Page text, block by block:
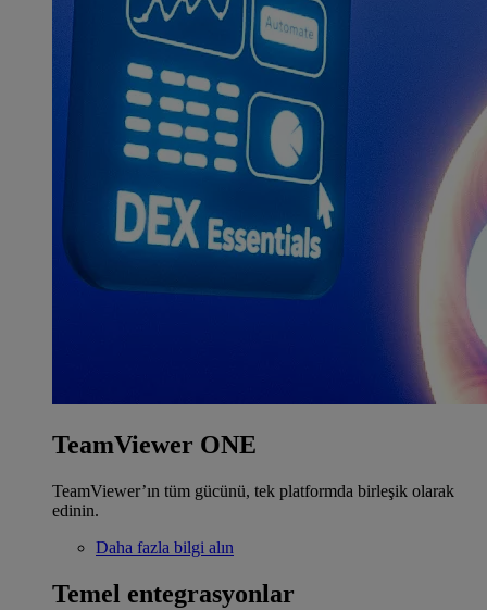
TeamViewer ONE
TeamViewer’ın tüm gücünü, tek platformda birleşik olarak
edinin.
Daha fazla bilgi alın
Temel entegrasyonlar